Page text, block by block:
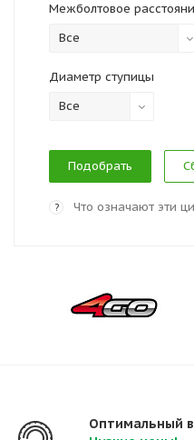
Межболтовое
Все
Диаметр ступицы
Все
? Что означают эти
Оптимальный